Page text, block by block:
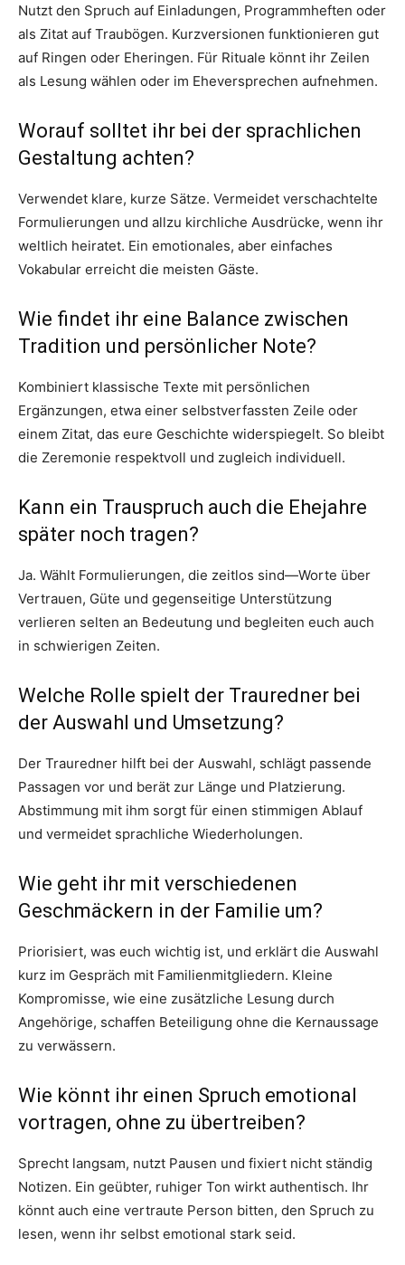
Nutzt den Spruch auf Einladungen, Programmheften oder
als Zitat auf Traubögen. Kurzversionen funktionieren gut
auf Ringen oder Eheringen. Für Rituale könnt ihr Zeilen
als Lesung wählen oder im Eheversprechen aufnehmen.
Worauf solltet ihr bei der sprachlichen
Gestaltung achten?
Verwendet klare, kurze Sätze. Vermeidet verschachtelte
Formulierungen und allzu kirchliche Ausdrücke, wenn ihr
weltlich heiratet. Ein emotionales, aber einfaches
Vokabular erreicht die meisten Gäste.
Wie findet ihr eine Balance zwischen
Tradition und persönlicher Note?
Kombiniert klassische Texte mit persönlichen
Ergänzungen, etwa einer selbstverfassten Zeile oder
einem Zitat, das eure Geschichte widerspiegelt. So bleibt
die Zeremonie respektvoll und zugleich individuell.
Kann ein Trauspruch auch die Ehejahre
später noch tragen?
Ja. Wählt Formulierungen, die zeitlos sind—Worte über
Vertrauen, Güte und gegenseitige Unterstützung
verlieren selten an Bedeutung und begleiten euch auch
in schwierigen Zeiten.
Welche Rolle spielt der Trauredner bei
der Auswahl und Umsetzung?
Der Trauredner hilft bei der Auswahl, schlägt passende
Passagen vor und berät zur Länge und Platzierung.
Abstimmung mit ihm sorgt für einen stimmigen Ablauf
und vermeidet sprachliche Wiederholungen.
Wie geht ihr mit verschiedenen
Geschmäckern in der Familie um?
Priorisiert, was euch wichtig ist, und erklärt die Auswahl
kurz im Gespräch mit Familienmitgliedern. Kleine
Kompromisse, wie eine zusätzliche Lesung durch
Angehörige, schaffen Beteiligung ohne die Kernaussage
zu verwässern.
Wie könnt ihr einen Spruch emotional
vortragen, ohne zu übertreiben?
Sprecht langsam, nutzt Pausen und fixiert nicht ständig
Notizen. Ein geübter, ruhiger Ton wirkt authentisch. Ihr
könnt auch eine vertraute Person bitten, den Spruch zu
lesen, wenn ihr selbst emotional stark seid.